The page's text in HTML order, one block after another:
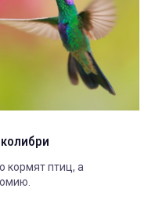
кормят птиц, а